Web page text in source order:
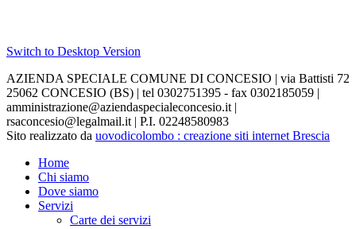
Switch to Desktop Version
AZIENDA SPECIALE COMUNE DI CONCESIO | via Battisti 72
25062 CONCESIO (BS) | tel 0302751395 - fax 0302185059 |
amministrazione@aziendaspecialeconcesio.it |
rsaconcesio@legalmail.it | P.I. 02248580983
Sito realizzato da uovodicolombo : creazione siti internet Brescia
Home
Chi siamo
Dove siamo
Servizi
Carte dei servizi